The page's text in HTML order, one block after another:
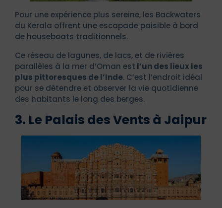
Pour une expérience plus sereine, les Backwaters
du Kerala offrent une escapade paisible à bord
de houseboats traditionnels.
Ce réseau de lagunes, de lacs, et de rivières
parallèles à la mer d’Oman est l’un des lieux les
plus pittoresques de l’Inde. C’est l’endroit idéal
pour se détendre et observer la vie quotidienne
des habitants le long des berges.
3. Le Palais des Vents à Jaipur